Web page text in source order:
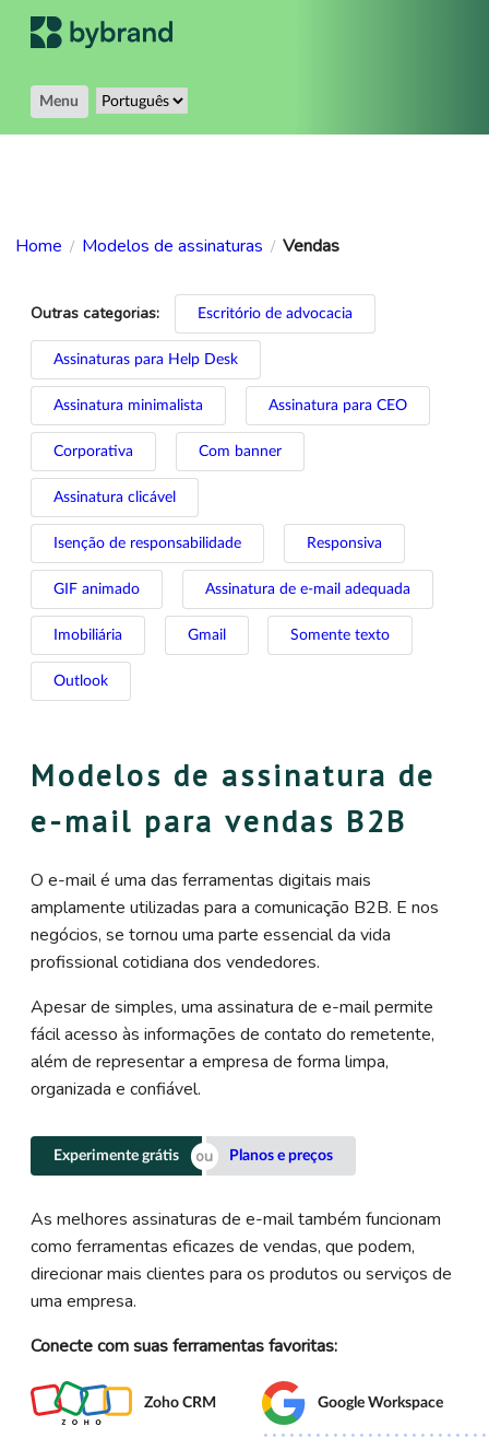
Menu
Home / Modelos de assinaturas / Vendas
Outras categorias: Escritório de advocacia
Assinaturas para Help Desk
Assinatura minimalista Assinatura para CEO
Corporativa Com banner
Assinatura clicável
Isenção de responsabilidade Responsiva
GIF animado Assinatura de e-mail adequada
Imobiliária Gmail Somente texto
Outlook
Modelos de assinatura de
e-mail para vendas B2B
O e-mail é uma das ferramentas digitais mais
amplamente utilizadas para a comunicação B2B. E nos
negócios, se tornou uma parte essencial da vida
profissional cotidiana dos vendedores.
Apesar de simples, uma assinatura de e-mail permite
fácil acesso às informações de contato do remetente,
além de representar a empresa de forma limpa,
organizada e confiável.
Experimente grátis Planos e preços
As melhores assinaturas de e-mail também funcionam
como ferramentas eficazes de vendas, que podem,
direcionar mais clientes para os produtos ou serviços de
uma empresa.
Conecte com suas ferramentas favoritas:
Zoho CRM Google Workspace